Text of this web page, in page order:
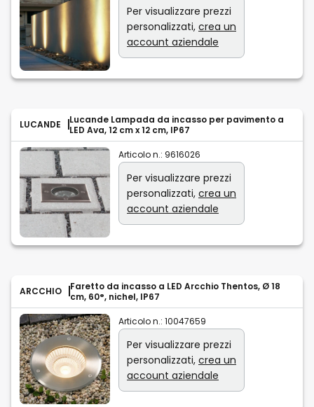
Per visualizzare prezzi
personalizzati, crea un
account aziendale
LUCANDE
Lucande Lampada da incasso per pavimento a
LED Ava, 12 cm x 12 cm, IP67
Articolo n.: 9616026
Per visualizzare prezzi
personalizzati, crea un
account aziendale
ARCCHIO
Faretto da incasso a LED Arcchio Thentos, Ø 18
cm, 60°, nichel, IP67
Articolo n.: 10047659
Per visualizzare prezzi
personalizzati, crea un
account aziendale